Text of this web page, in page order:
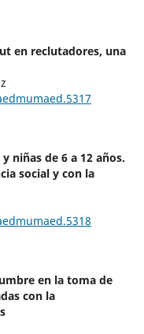
en reclutadores, una
niñas de 6 a 12 años.
social y con la
en la toma de
con la